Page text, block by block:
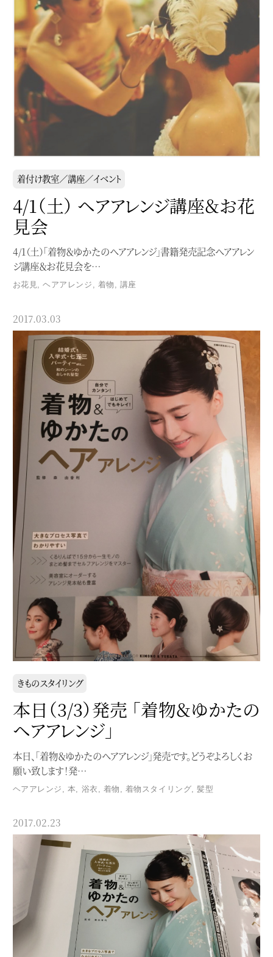
着付け教室／講座／イベント
4/1（土） ヘアアレンジ講座＆お花
見会
4/1（土）「着物＆ゆかたのヘアアレンジ」書籍発売記念ヘアアレン
ジ講座＆お花見会を…
お花見,ヘアアレンジ , 着物 , 講座
2017.03.03
きものスタイリング
本日（3/3）発売 「着物＆ゆかたの
ヘアアレンジ」
本日、「着物＆ゆかたのヘアアレンジ」発売です。どうぞよろしくお
願い致します！発…
ヘアアレンジ 本 浴衣 着物 着物スタイリング ,髪型
2017.02.23